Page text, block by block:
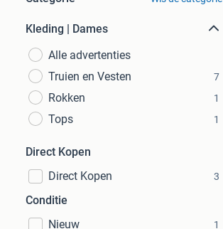
Kleding | Dames
Alle advertenties
Truien en Vesten
7
Rokken 1
Tops 1
Direct Kopen
Direct Kopen
3
Conditie
Nieuw
1